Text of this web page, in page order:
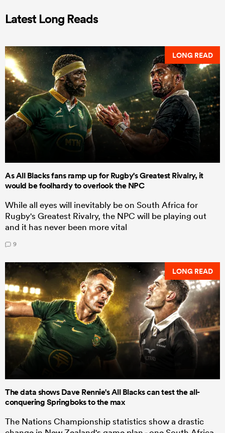
Latest Long Reads
LONG READ
As All Blacks fans ramp up for Rugby's Greatest Rivalry, it
would be foolhardy to overlook the NPC
While all eyes will inevitably be on South Africa for
Rugby's Greatest Rivalry, the NPC will be playing out
and it has never been more vital
9
LONG READ
The data shows Dave Rennie's All Blacks can test the all-
conquering Springboks to the max
The Nations Championship statistics show a drastic